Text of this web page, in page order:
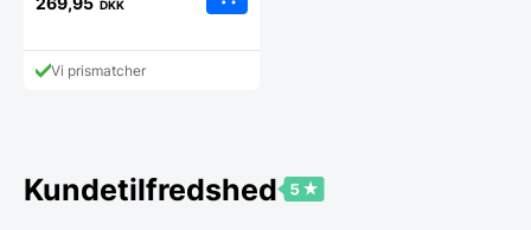
DKK
Vi prismatcher
Kundetilfredshed